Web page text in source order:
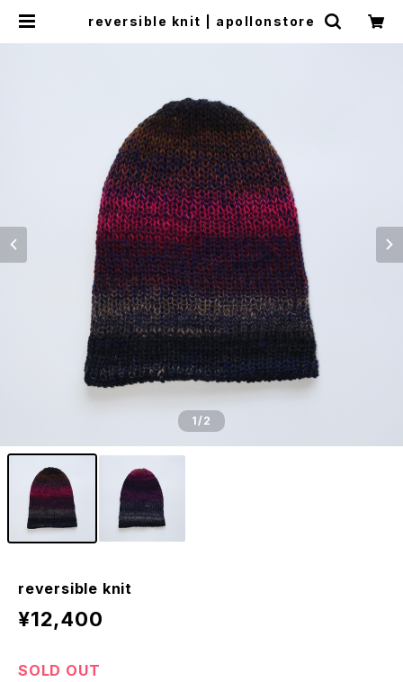
reversible knit | apollonstore
1/2
reversible knit
¥12,400
SOLD OUT